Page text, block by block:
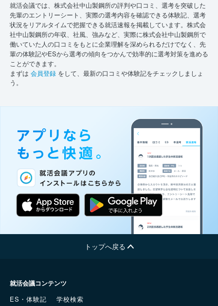
就活会議では、株式会社中山製鋼所の評判や口コミ、選考を突破した
先輩のエントリーシート、実際の選考内容を確認できる体験記、選考
状況をリアルタイムで把握できる就活速報を掲載しています。株式会
社中山製鋼所の年収、社風、強みなど、実際に株式会社中山製鋼所で
働いていた人の口コミをもとに企業理解を深められるだけでなく、先
輩の体験記やESから選考の傾向をつかんで効率的に選考対策を進める
ことができます。
まずは 会員登録 をして、最新の口コミや体験記をチェックしましょ
う。
トップへ戻る
就活会議コンテンツ
ES・体験記
学校検索